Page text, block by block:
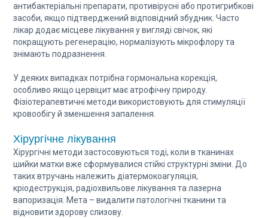
антибактеріальні препарати, противірусні або протигрибкові
засоби, якщо підтверджений відповідний збудник. Часто
лікар додає місцеве лікування у вигляді свічок, які
покращують регенерацію, нормалізують мікрофлору та
знімають подразнення.
У деяких випадках потрібна гормональна корекція,
особливо якщо цервіцит має атрофічну природу.
Фізіотерапевтичні методи використовують для стимуляції
кровообігу й зменшення запалення.
Хірургічне лікування
Хірургічні методи застосовуються тоді, коли в тканинах
шийки матки вже сформувалися стійкі структурні зміни. До
таких втручань належить діатермокоагуляція,
кріодеструкція, радіохвильове лікування та лазерна
вапоризація. Мета – видалити патологічні тканини та
відновити здорову слизову.